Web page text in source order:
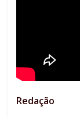
Redação